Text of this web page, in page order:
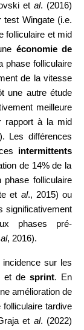
et al. (2016)
test Wingate (i.e.
folliculaire et mid
économie de
phase folliculaire
de la vitesse
une autre étude
meilleure
rapport à la mid
Les différences
intermittents
de 14% de la
phase folliculaire
et al., 2015) ou
significativement
phases pré-
al, 2016).
incidence sur les
et desprint. En
amélioration de
tardive
et al. (2022)